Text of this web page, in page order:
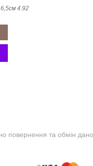
4.92
повернення та обмін